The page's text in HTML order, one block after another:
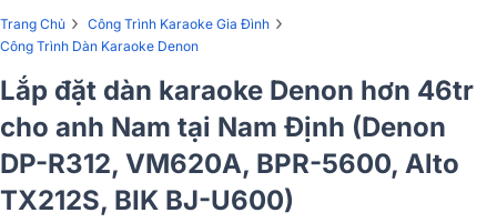
Trang Chủ › Công Trình Karaoke Gia Đình ›
Công Trình Dàn Karaoke Denon
Lắp đặt dàn karaoke Denon hơn 46tr
cho anh Nam tại Nam Định (Denon
DP-R312, VM620A, BPR-5600, Alto
TX212S, BIK BJ-U600)